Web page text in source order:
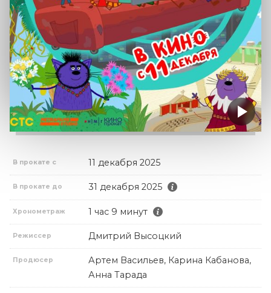
В прокате с 11 декабря 2025
В прокате до 31 декабря 2025
Хронометраж 1 час 9 минут
Режиссер Дмитрий Высоцкий
Продюсер
Артем Васильев, Карина Кабанова,
Анна Тарада